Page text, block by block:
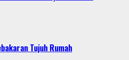
Tujuh Rumah